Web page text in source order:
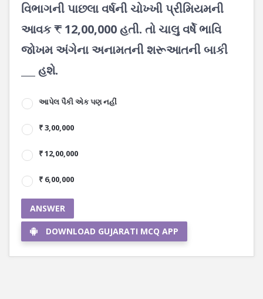
વિભાગની પાછલા વર્ષની ચોખ્ખી પ્રીમિયમની
આવક ₹ 12,00,000 હતી. તો ચાલુ વર્ષે ભાવિ
જોખમ અંગેના અનામતની શરૂઆતની બાકી
___ હશે.
આપેલ પૈકી એક પણ નહીં
₹ 3,00,000
₹ 12,00,000
₹ 6,00,000
ANSWER
DOWNLOAD GUJARATI MCQ APP